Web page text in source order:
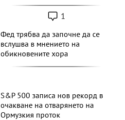
1
Фед трябва да започне да се
вслушва в мнението на
обикновените хора
S&P 500 записа нов рекорд в
очакване на отварянето на
Ормузкия проток